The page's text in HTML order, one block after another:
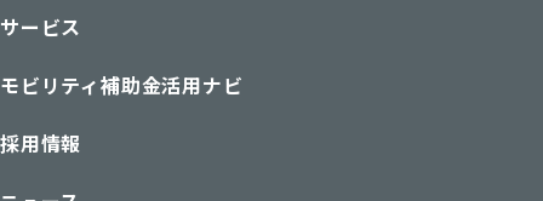
サービス
モビリティ補助金活用ナビ
採用情報